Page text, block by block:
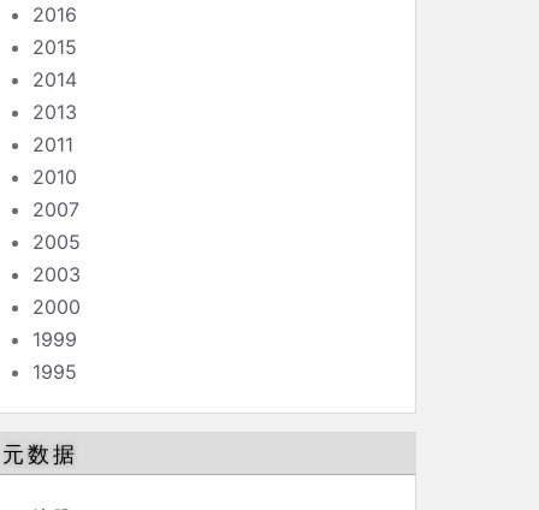
2016
2015
2014
2013
2011
2010
2007
2005
2003
2000
1999
1995
元数据